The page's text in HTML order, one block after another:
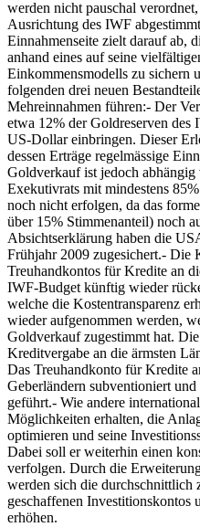
werden nicht pauschal
Ausrichtung des IWF
Einnahmenseite zielt darauf ab,
anhand eines auf seine
Einkommensmodells zu sichern
folgenden drei neuen
Mehreinnahmen führen:- Der
etwa 12% der Goldreserven
US-Dollar einbringen. Dieser
dessen Erträge regelmässige
Goldverkauf ist jedoch abhängig
Exekutivrats mit mindestens
noch nicht erfolgen, da das
über 15% Stimmenanteil) noch
Absichtserklärung haben die
Frühjahr 2009 zugesichert.- Die
Treuhandkontos für Kredite an
IWF-Budget künftig wieder
welche die Kostentransparenz
wieder aufgenommen werden,
Goldverkauf zugestimmt hat.
Kreditvergabe an die ärmsten
Das Treuhandkonto für Kredite
Geberländern subventioniert
geführt.- Wie andere
Möglichkeiten erhalten, die
optimieren und seine
Dabei soll er weiterhin einen
verfolgen. Durch die
werden sich die durchschnittlich
geschaffenen Investitionskontos
erhöhen.